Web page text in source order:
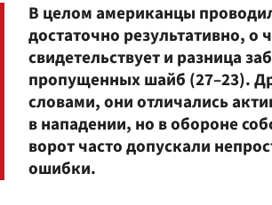
В целом американцы
достаточно результативно, о
свидетельствует и разница
пропущенных шайб (27–23).
словами, они отличались
в нападении, но в обороне
ворот часто допускали
ошибки.